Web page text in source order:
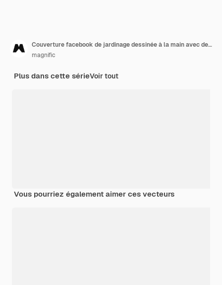
Couverture facebook de jardinage dessinée à la main avec des plantes
magnific
Plus dans cette sérieVoir tout
Vous pourriez également aimer ces vecteurs